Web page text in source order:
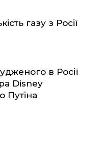
газу з Росії
в Росії
Disney
Путіна